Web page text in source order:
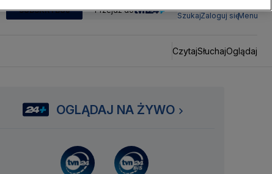
SUBSKRYBUJ Przejdź do
SzukajZaloguj sięMenu
CzytajSłuchajOglądaj
OGLĄDAJ NA ŻYWO